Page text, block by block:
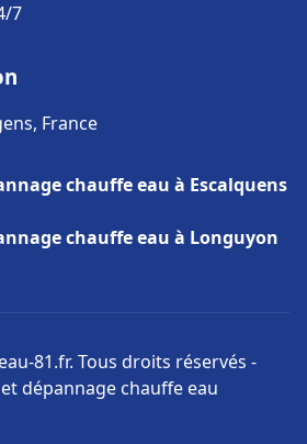
7
France
chauffe eau à Escalquens
chauffe eau à Longuyon
81.fr. Tous droits réservés -
dépannage chauffe eau